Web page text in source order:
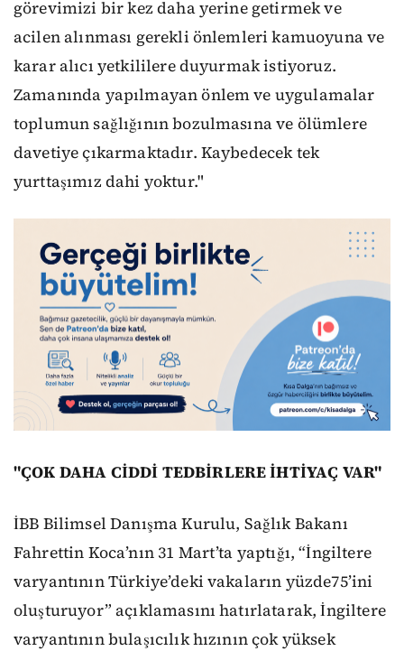
görevimizi bir kez daha yerine getirmek ve
acilen alınması gerekli önlemleri kamuoyuna ve
karar alıcı yetkililere duyurmak istiyoruz.
Zamanında yapılmayan önlem ve uygulamalar
toplumun sağlığının bozulmasına ve ölümlere
davetiye çıkarmaktadır. Kaybedecek tek
yurttaşımız dahi yoktur."
"ÇOK DAHA CİDDİ TEDBİRLERE İHTİYAÇ VAR"
İBB Bilimsel Danışma Kurulu, Sağlık Bakanı
Fahrettin Koca’nın 31 Mart’ta yaptığı, “İngiltere
varyantının Türkiye’deki vakaların yüzde75’ini
oluşturuyor” açıklamasını hatırlatarak, İngiltere
varyantının bulaşıcılık hızının çok yüksek